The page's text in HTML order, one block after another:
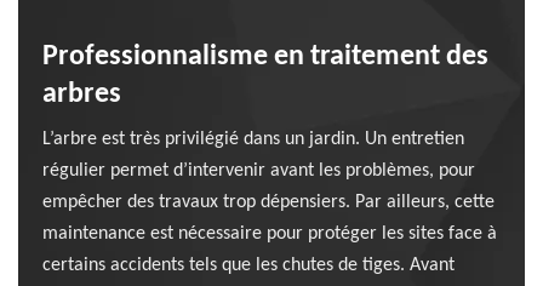
Professionnalisme en traitement des
arbres
L’arbre est très privilégié dans un jardin. Un entretien
régulier permet d’intervenir avant les problèmes, pour
empêcher des travaux trop dépensiers. Par ailleurs, cette
maintenance est nécessaire pour protéger les sites face à
certains accidents tels que les chutes de tiges. Avant